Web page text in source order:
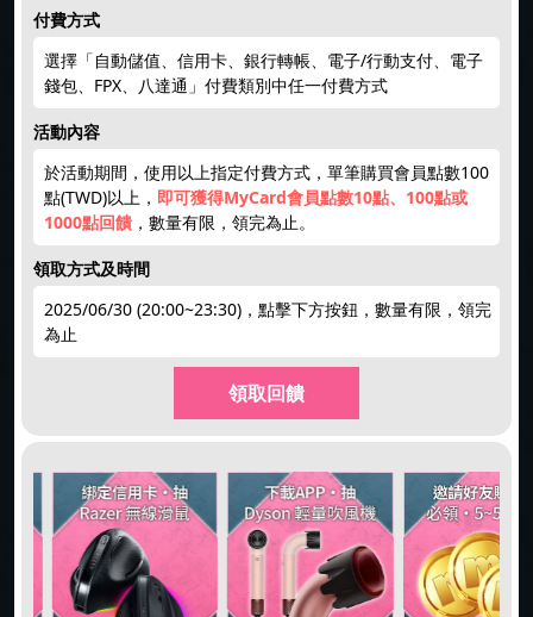
回饋10% 限時加碼 楓幣回饋 賺200紅利 天天領紅包
付費方式
選擇「自動儲值、信用卡、銀行轉帳、電子/行動支付、電子
錢包、FPX、八達通」付費類別中任一付費方式
活動內容
於活動期間，使用以上指定付費方式，單筆購買會員點數100
點(TWD)以上， 即可獲得MyCard會員點數10點、100點或
1000點回饋 ，數量有限，領完為止。
領取方式及時間
2025/06/30 (20:00~23:30)，點擊下方按鈕，數量有限，領完
為止
領取回饋